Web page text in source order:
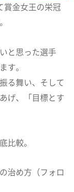
賞金女王の栄冠
と思った選手
す。
る舞い、そして
げ、「目標とす
比較。
治め方（フォロ